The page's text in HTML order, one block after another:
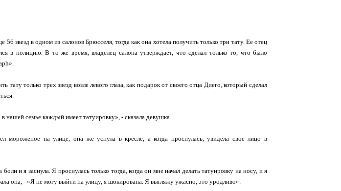
56 звезд в одном из салонов Брюсселя, тогда как она хотела получить только три тату. Ее отец
в полицию. В то же время, владелец салона утверждает, что сделал только то, что было
тату только трех звезд возле левого глаза, как подарок от своего отца Диего, который сделал
нашей семье каждый имеет татуировку», - сказала девушка.
на улице, она же уснула в кресле, а когда проснулась, увидела свое лицо в
и я заснула. Я проснулась только тогда, когда он мне начал делать татуировку на носу, и я
она, - «Я не могу выйти на улицу, я шокирована. Я выгляжу ужасно, это уродливо».